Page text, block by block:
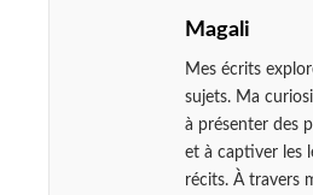
Magali
Mes écrits
sujets. Ma
à présenter des
et à captiver les
récits. À travers